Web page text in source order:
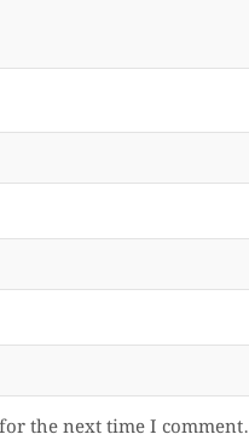
the next time I comment.